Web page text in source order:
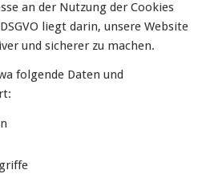
an der Nutzung der Cookies
liegt darin, unsere Website
und sicherer zu machen.
folgende Daten und